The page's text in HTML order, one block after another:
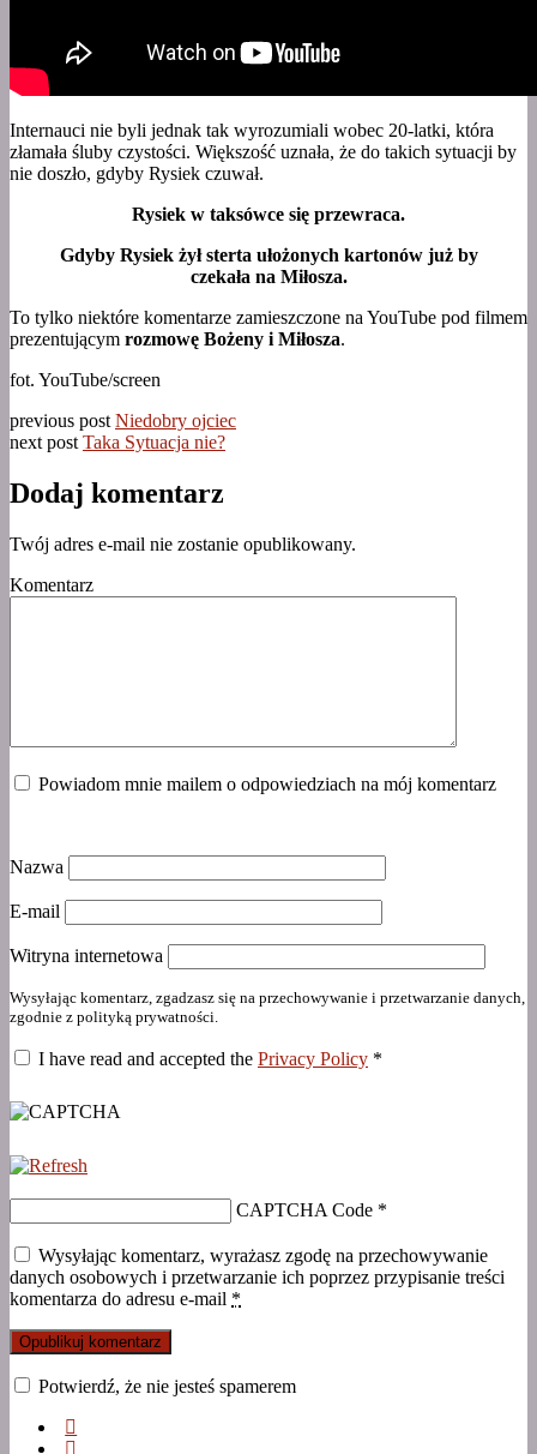
Internauci nie byli jednak tak wyrozumiali wobec 20-latki, która
złamała śluby czystości. Większość uznała, że do takich sytuacji by
nie doszło, gdyby Rysiek czuwał.
Rysiek w taksówce się przewraca.
Gdyby Rysiek żył sterta ułożonych kartonów już by
czekała na Miłosza.
To tylko niektóre komentarze zamieszczone na YouTube pod filmem
prezentującym rozmowę Bożeny i Miłosza.
fot. YouTube/screen
previous post Niedobry ojciec
next post Taka Sytuacja nie?
Dodaj komentarz
Twój adres e-mail nie zostanie opublikowany.
Komentarz
Powiadom mnie mailem o odpowiedziach na mój komentarz
Nazwa
E-mail
Witryna internetowa
Wysyłając komentarz, zgadzasz się na przechowywanie i przetwarzanie danych,
zgodnie z polityką prywatności.
I have read and accepted the Privacy Policy *
CAPTCHA Code *
Wysyłając komentarz, wyrażasz zgodę na przechowywanie
danych osobowych i przetwarzanie ich poprzez przypisanie treści
komentarza do adresu e-mail *
Potwierdź, że nie jesteś spamerem